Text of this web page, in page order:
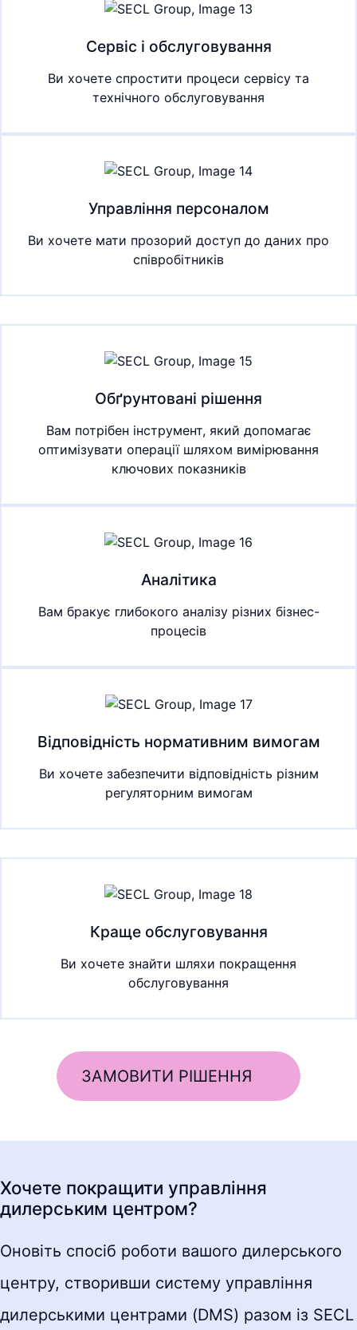
Сервіс і обслуговування
Ви хочете спростити процеси сервісу та
технічного обслуговування
Управління персоналом
Ви хочете мати прозорий доступ до даних про
співробітників
Обґрунтовані рішення
Вам потрібен інструмент, який допомагає
оптимізувати операції шляхом вимірювання
ключових показників
Аналітика
Вам бракує глибокого аналізу різних бізнес-
процесів
Відповідність нормативним вимогам
Ви хочете забезпечити відповідність різним
регуляторним вимогам
Краще обслуговування
Ви хочете знайти шляхи покращення
обслуговування
ЗАМОВИТИ РІШЕННЯ
Хочете покращити управління
дилерським центром?
Оновіть спосіб роботи вашого дилерського
центру, створивши систему управління
дилерськими центрами (DMS) разом із SECL